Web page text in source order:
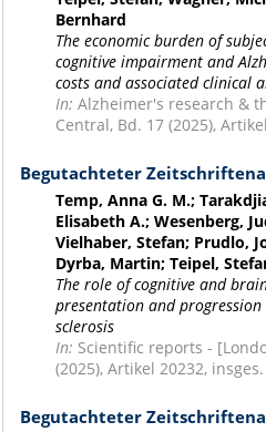
Bernhard
The economic burden of
cognitive impairment and
costs and associated clinical
In: Alzheimer's research &
Central, Bd. 17 (2025),
Begutachteter
Temp, Anna G. M.;
Elisabeth A.; Wesenberg,
Vielhaber, Stefan; Prudlo,
Dyrba, Martin; Teipel,
The role of cognitive and
presentation and
sclerosis
In: Scientific reports -
(2025), Artikel 20232, insges.
Begutachteter